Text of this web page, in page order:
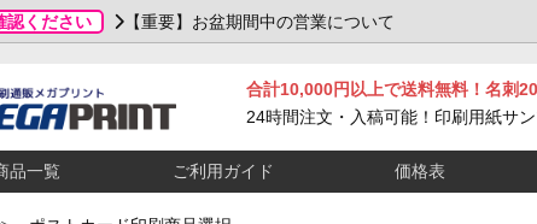
認ください 【重要】お盆期間中の営業について
合計10,000円以上で送料無料！名刺
24時間注文・入稿可能！印刷用紙サ
品一覧 ご利用ガイド 価格表